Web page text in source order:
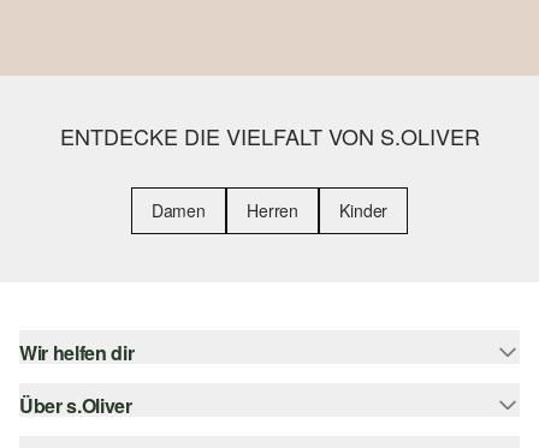
ENTDECKE DIE VIELFALT VON S.OLIVER
Damen Herren Kinder
Wir helfen dir
Hilfe & FAQ
Über s.Oliver